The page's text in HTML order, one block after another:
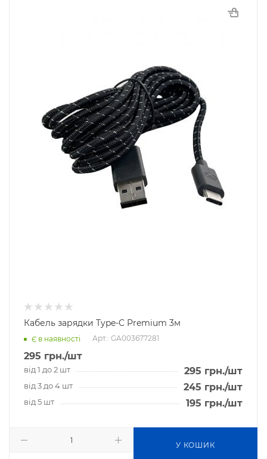
Кабель зарядки Type-C Premium 3м
Є в наявності Арт.: GA003677281
295 грн./шт
від 1 до 2 шт 295 грн./шт
від 3 до 4 шт 245 грн./шт
від 5 шт 195 грн./шт
У КОШИК